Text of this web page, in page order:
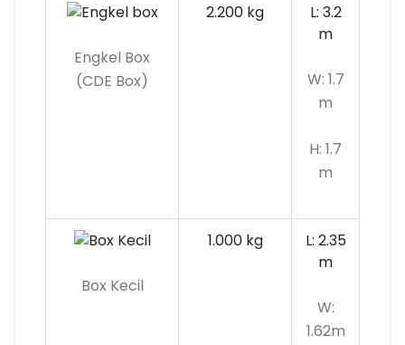
Engkel Box
(CDE Box)
2.200 kg
L: 3.2
m
W: 1.7
m
H: 1.7
m
Box Kecil
1.000 kg
L: 2.35
m
W:
1.62m